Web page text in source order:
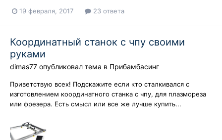
19 февраля, 2017 23 ответа
Координатный станок с чпу своими
руками
dimas77 опубликовал тема в Прибамбасинг
Приветствую всех! Подскажите если кто сталкивался с
изготовлением координатного станка с чпу, для плазмореза
или фрезера. Есть смысл или все же лучше купить...